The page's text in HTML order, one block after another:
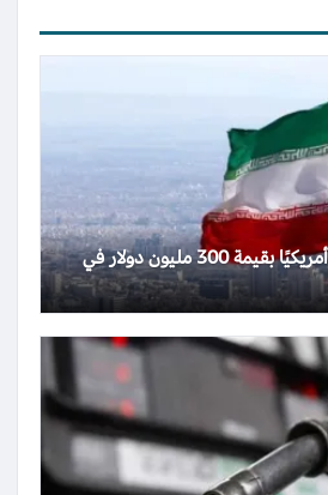
إيران تدمر نظام رادار أمريكيًا بقيمة 300 مليون دولار في